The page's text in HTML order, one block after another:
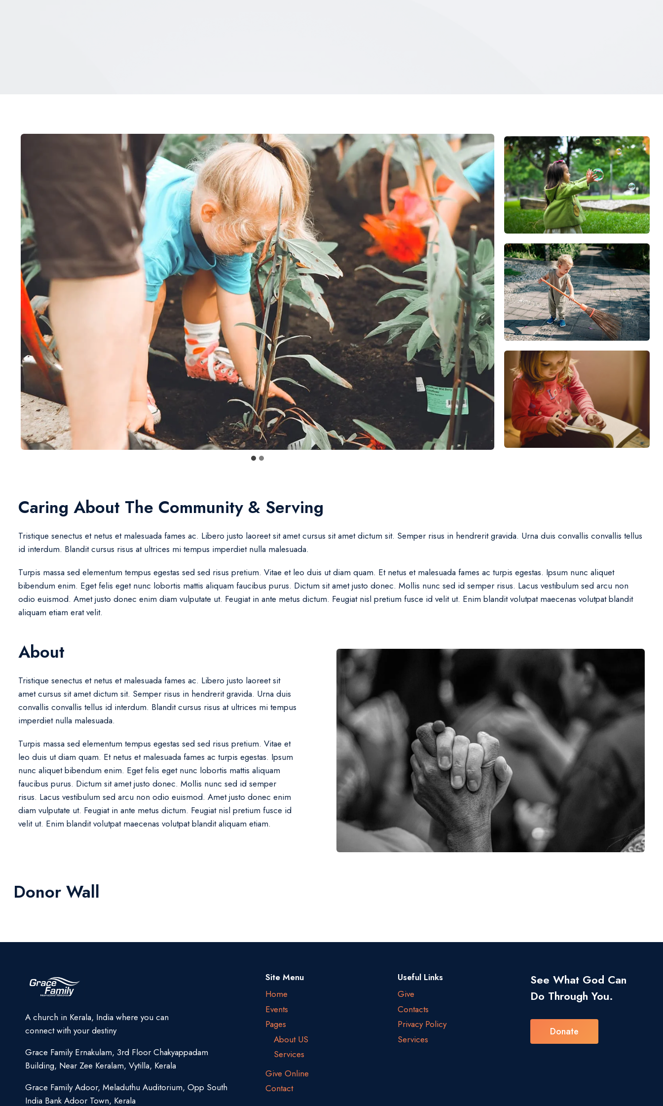
Caring About The Community & Serving
Tristique senectus et netus et malesuada fames ac. Libero justo laoreet sit amet cursus sit amet dictum sit. Semper risus in hendrerit gravida. Urna duis convallis convallis tellus
id interdum. Blandit cursus risus at ultrices mi tempus imperdiet nulla malesuada.
Turpis massa sed elementum tempus egestas sed sed risus pretium. Vitae et leo duis ut diam quam. Et netus et malesuada fames ac turpis egestas. Ipsum nunc aliquet
bibendum enim. Eget felis eget nunc lobortis mattis aliquam faucibus purus. Dictum sit amet justo donec. Mollis nunc sed id semper risus. Lacus vestibulum sed arcu non
odio euismod. Amet justo donec enim diam vulputate ut. Feugiat in ante metus dictum. Feugiat nisl pretium fusce id velit ut. Enim blandit volutpat maecenas volutpat blandit
aliquam etiam erat velit.
About
Tristique senectus et netus et malesuada fames ac. Libero justo laoreet sit
amet cursus sit amet dictum sit. Semper risus in hendrerit gravida. Urna duis
convallis convallis tellus id interdum. Blandit cursus risus at ultrices mi tempus
imperdiet nulla malesuada.
Turpis massa sed elementum tempus egestas sed sed risus pretium. Vitae et
leo duis ut diam quam. Et netus et malesuada fames ac turpis egestas. Ipsum
nunc aliquet bibendum enim. Eget felis eget nunc lobortis mattis aliquam
faucibus purus. Dictum sit amet justo donec. Mollis nunc sed id semper
risus. Lacus vestibulum sed arcu non odio euismod. Amet justo donec enim
diam vulputate ut. Feugiat in ante metus dictum. Feugiat nisl pretium fusce id
velit ut. Enim blandit volutpat maecenas volutpat blandit aliquam etiam.
Donor Wall
A church in Kerala, India where you can
connect with your destiny
Grace Family Ernakulam, 3rd Floor Chakyappadam
Building, Near Zee Keralam, Vytilla, Kerala
Grace Family Adoor, Meladuthu Auditorium, Opp South
India Bank Adoor Town, Kerala
Site Menu
Home
Events
Pages
About US
Services
Give Online
Contact
Useful Links
Give
Contacts
Privacy Policy
Services
See What God Can
Do Through You.
Donate